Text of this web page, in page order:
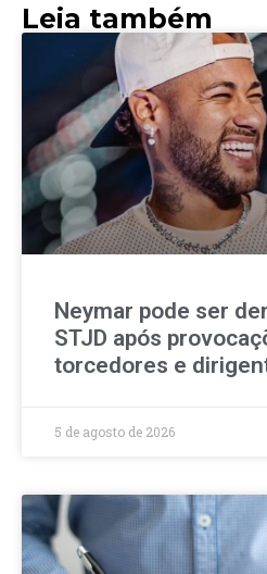
Leia também
Neymar pode ser
STJD após
torcedores e
5 de agosto de 2026